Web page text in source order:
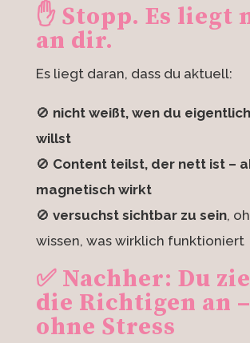
✋ Stopp. Es liegt
an dir.
Es liegt daran, dass du aktuell:
🚫 nicht weißt, wen du
willst
🚫 Content teilst, der nett ist –
magnetisch wirkt
🚫 versuchst sichtbar zu sein,
wissen, was wirklich funktioniert
✅ Nachher: Du
die Richtigen an
ohne Stress